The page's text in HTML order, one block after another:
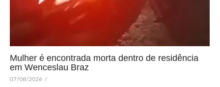
Mulher é encontrada morta dentro de residência
em Wenceslau Braz
07/08/2026 /